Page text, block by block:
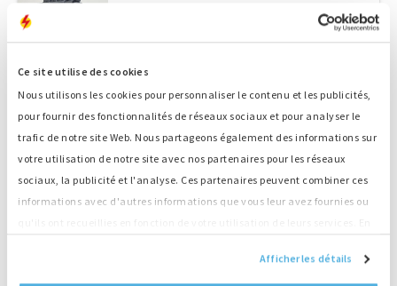
Ce site utilise des cookies
Nous utilisons les cookies pour personnaliser le contenu et les publicités,
pour fournir des fonctionnalités de réseaux sociaux et pour analyser le
trafic de notre site Web. Nous partageons également des informations sur
votre utilisation de notre site avec nos partenaires pour les réseaux
sociaux, la publicité et l'analyse. Ces partenaires peuvent combiner ces
informations avec d'autres informations que vous leur avez fournies ou
Afficher les détails
M3950 41 kW
M3951 41 kW